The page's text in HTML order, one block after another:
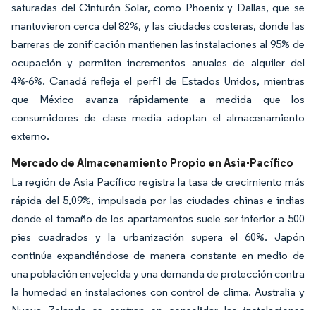
saturadas del Cinturón Solar, como Phoenix y Dallas, que se
mantuvieron cerca del 82%, y las ciudades costeras, donde las
barreras de zonificación mantienen las instalaciones al 95% de
ocupación y permiten incrementos anuales de alquiler del
4%-6%. Canadá refleja el perfil de Estados Unidos, mientras
que México avanza rápidamente a medida que los
consumidores de clase media adoptan el almacenamiento
externo.
Mercado de Almacenamiento Propio en Asia-Pacífico
La región de Asia Pacífico registra la tasa de crecimiento más
rápida del 5,09%, impulsada por las ciudades chinas e indias
donde el tamaño de los apartamentos suele ser inferior a 500
pies cuadrados y la urbanización supera el 60%. Japón
continúa expandiéndose de manera constante en medio de
una población envejecida y una demanda de protección contra
la humedad en instalaciones con control de clima. Australia y